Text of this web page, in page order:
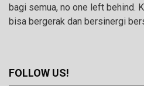
bagi semua, no one left behind.
bisa bergerak dan bersinergi
FOLLOW US!